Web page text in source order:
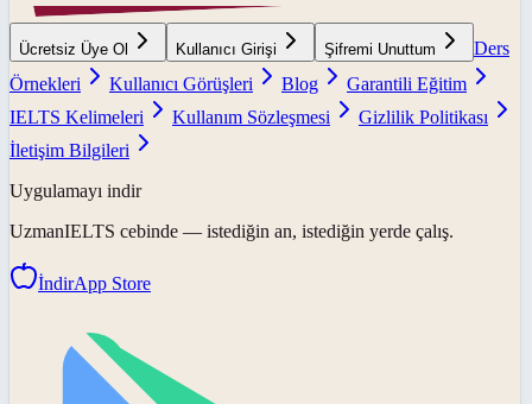
Ücretsiz Üye Ol Kullanıcı Girişi Şifremi Unuttum
Ders
Örnekleri
Kullanıcı Görüşleri Blog
Garantili Eğitim
IELTS Kelimeleri
Kullanım Sözleşmesi
Gizlilik Politikası
İletişim Bilgileri
Uygulamayı indir
UzmanIELTS cebinde — istediğin an, istediğin yerde çalış.
İndirApp Store